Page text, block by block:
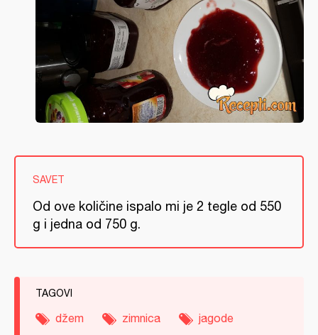
SAVET
Od ove količine ispalo mi je 2 tegle od 550
g i jedna od 750 g.
TAGOVI
džem zimnica jagode